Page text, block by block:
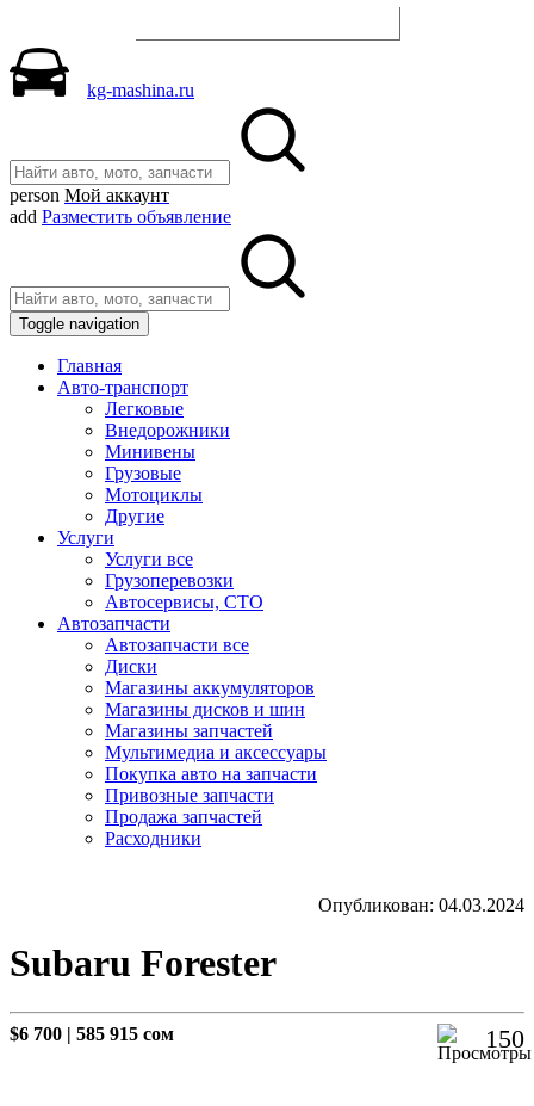
kg-mashina.ru
person Мой аккаунт
add Разместить объявление
Toggle navigation
Главная
Авто-транспорт
Легковые
Внедорожники
Минивены
Грузовые
Мотоциклы
Другие
Услуги
Услуги все
Грузоперевозки
Автосервисы, СТО
Автозапчасти
Автозапчасти все
Диски
Магазины аккумуляторов
Магазины дисков и шин
Магазины запчастей
Мультимедиа и аксессуары
Покупка авто на запчасти
Привозные запчасти
Продажа запчастей
Расходники
Опубликован: 04.03.2024
Subaru Forester
$6 700 | 585 915 сом 150